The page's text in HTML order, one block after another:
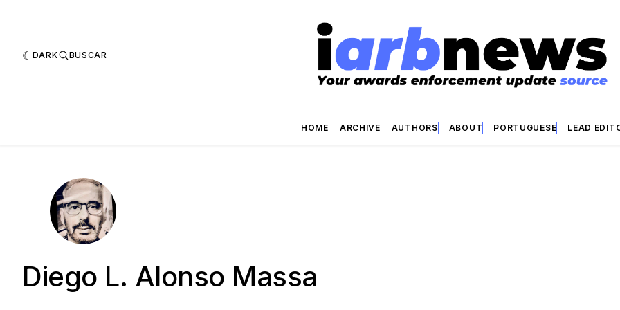
DARK BUSCAR
HOME ARCHIVE AUTHORS ABOUT PORTUGUESE LEAD
Diego L. Alonso Massa